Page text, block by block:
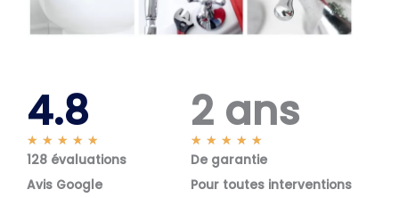
4.8
★ ★ ★ ★ ★
o
128 évaluations
Avis Google
2 ans
★ ★ ★ ★ ★
o
De garantie
Pour toutes interventions